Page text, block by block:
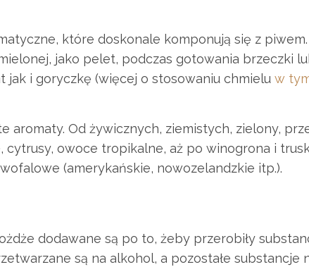
które doskonale komponują się z piwem.
jako pelet, podczas gotowania brzeczki
jak i goryczkę (więcej o stosowaniu chmielu w
aromaty. Od żywicznych, ziemistych, zielony,
owoce tropikalne, aż po winogrona i
(amerykańskie, nowozelandzkie itp.).
dodawane są po to, żeby przerobiły
są na alkohol, a pozostałe substancje